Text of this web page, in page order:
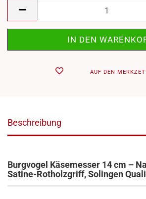
AUF DEN
Beschreibung
Burgvogel Käsemesser 14 cm –
Satine-Rotholzgriff, Solingen